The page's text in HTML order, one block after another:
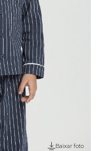
Baixar foto